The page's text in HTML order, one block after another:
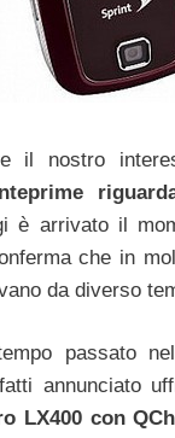
il nostro
è arrivato il
che in
da diverso
passato
annunciato
LX400 con